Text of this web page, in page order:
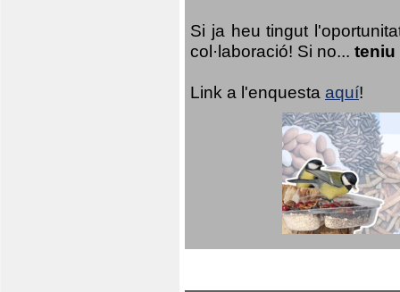
Si ja heu tingut
col·laboració! Si no... teniu
Link a l'enquesta aquí!